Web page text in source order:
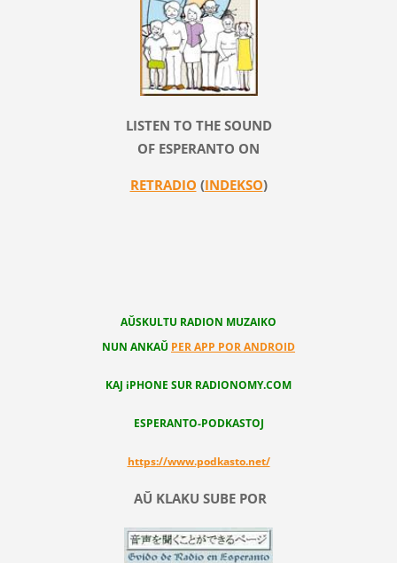
LISTEN TO THE SOUND
OF ESPERANTO ON
RETRADIO (INDEKSO)
AŬSKULTU RADION MUZAIKO
NUN ANKAŬ PER APP POR ANDROID
KAJ iPHONE SUR RADIONOMY.COM
ESPERANTO-PODKASTOJ
https://www.podkasto.net/
AŬ KLAKU SUBE POR